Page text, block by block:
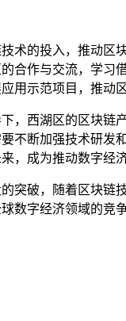
的投入，推动
合作与交流，学
用示范项目，推动
西湖区的区块链
不断加强技术研
，成为推动数字经
破，随着区块
字经济领域的竞